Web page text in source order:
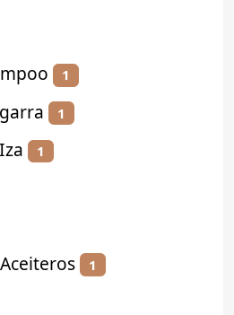
1
1
1
1